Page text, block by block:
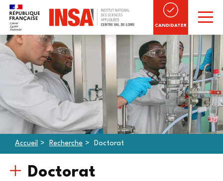
CANDIDATER
Accueil Recherche Doctorat
Doctorat